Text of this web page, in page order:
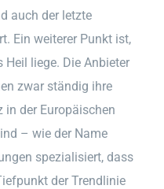
auch der letzte
Ein weiterer Punkt ist,
liege. Die Anbieter
zwar ständig ihre
in der Europäischen
– wie der Name
spezialisiert, dass
der Trendlinie